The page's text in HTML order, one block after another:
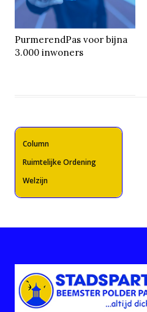
PurmerendPas voor bijna
3.000 inwoners
Column
Ruimtelijke Ordening
Welzijn